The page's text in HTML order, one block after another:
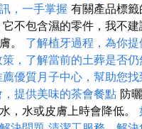
，一手掌握 有關產品標籤
不包含濕的零件，我不
。 了解植牙過程，為你
，了解當前的土葬是否
薦優質月子中心，幫助您
提供美味的茶會餐點 防
，水或皮膚上時會降低。